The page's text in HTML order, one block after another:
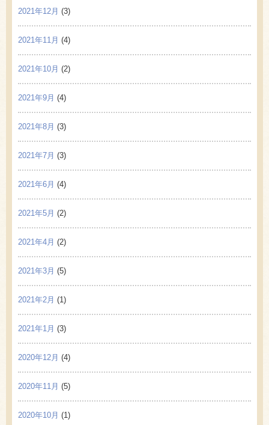
2021年12月 (3)
2021年11月 (4)
2021年10月 (2)
2021年9月 (4)
2021年8月 (3)
2021年7月 (3)
2021年6月 (4)
2021年5月 (2)
2021年4月 (2)
2021年3月 (5)
2021年2月 (1)
2021年1月 (3)
2020年12月 (4)
2020年11月 (5)
2020年10月 (1)